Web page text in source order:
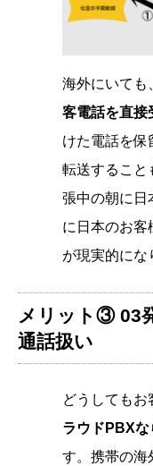
海外にいても
客電話を直接
けた電話を保
転送すること
張中の朝に日
に日本のお客
が現実的にな
メリット③ 03
通話扱い
どうしてもお
ラウドPBX
す。携帯の海